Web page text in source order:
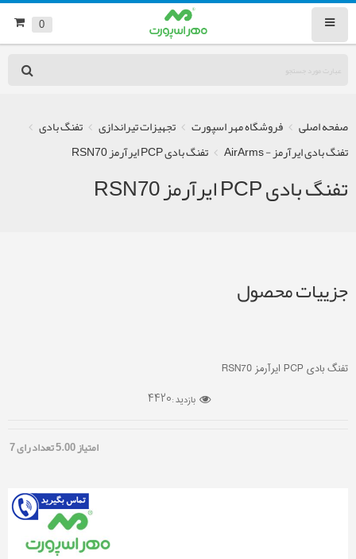
0
صفحه اصلی فروشگاه مهر اسپورت تجهیزات تیراندازی
تفنگ بادی
تفنگ بادی ایرآرمز - AirArms
تفنگ بادی PCP ایرآرمز RSN70
تفنگ بادی PCP ایرآرمز RSN70
جزییات محصول
تفنگ بادی PCP ایرآرمز RSN70
بازدید :4420
امتیاز5.00تعداد رای7